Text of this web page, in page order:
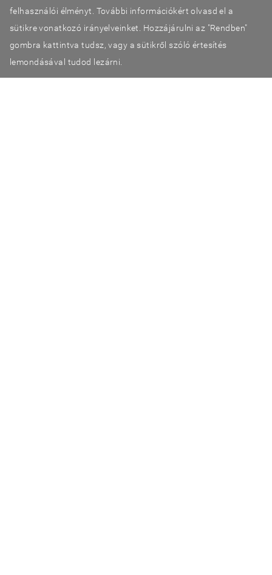
Sport for Life (Canada)
©2026 TestSzobrász
Adatvédelmi tájékoztató
felhasználói élményt. További információkért olvasd el a
sütikre vonatkozó irányelveinket. Hozzájárulni az "Rendben"
gombra kattintva tudsz, vagy a sütikről szóló értesítés
lemondásával tudod lezárni.